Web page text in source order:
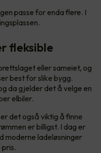
passe for enda flere. I
fleksible
eller sameiet, og
best for slike bygg.
da gjelder det å velge en
elbiler.
det også viktig å finne
er billigst. I dag er
moderne ladeløsninger